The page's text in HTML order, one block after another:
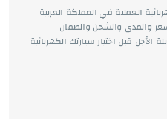
العملية في المملكة العربية
والمدى والشحن والضمان
الأجل قبل اختيار سيارتك الكهربائية